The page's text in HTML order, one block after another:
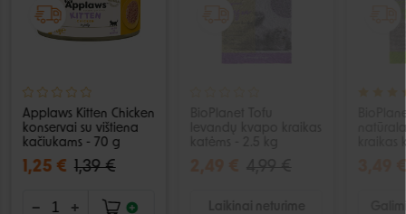
Applaws Kitten Chicken
konservai su vištiena
kačiukams - 70 g
1,25 € 1,39 €
kraikas
3,49 €